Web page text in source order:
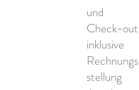
und
Check-out
inklusive
Rechnungs
stellung